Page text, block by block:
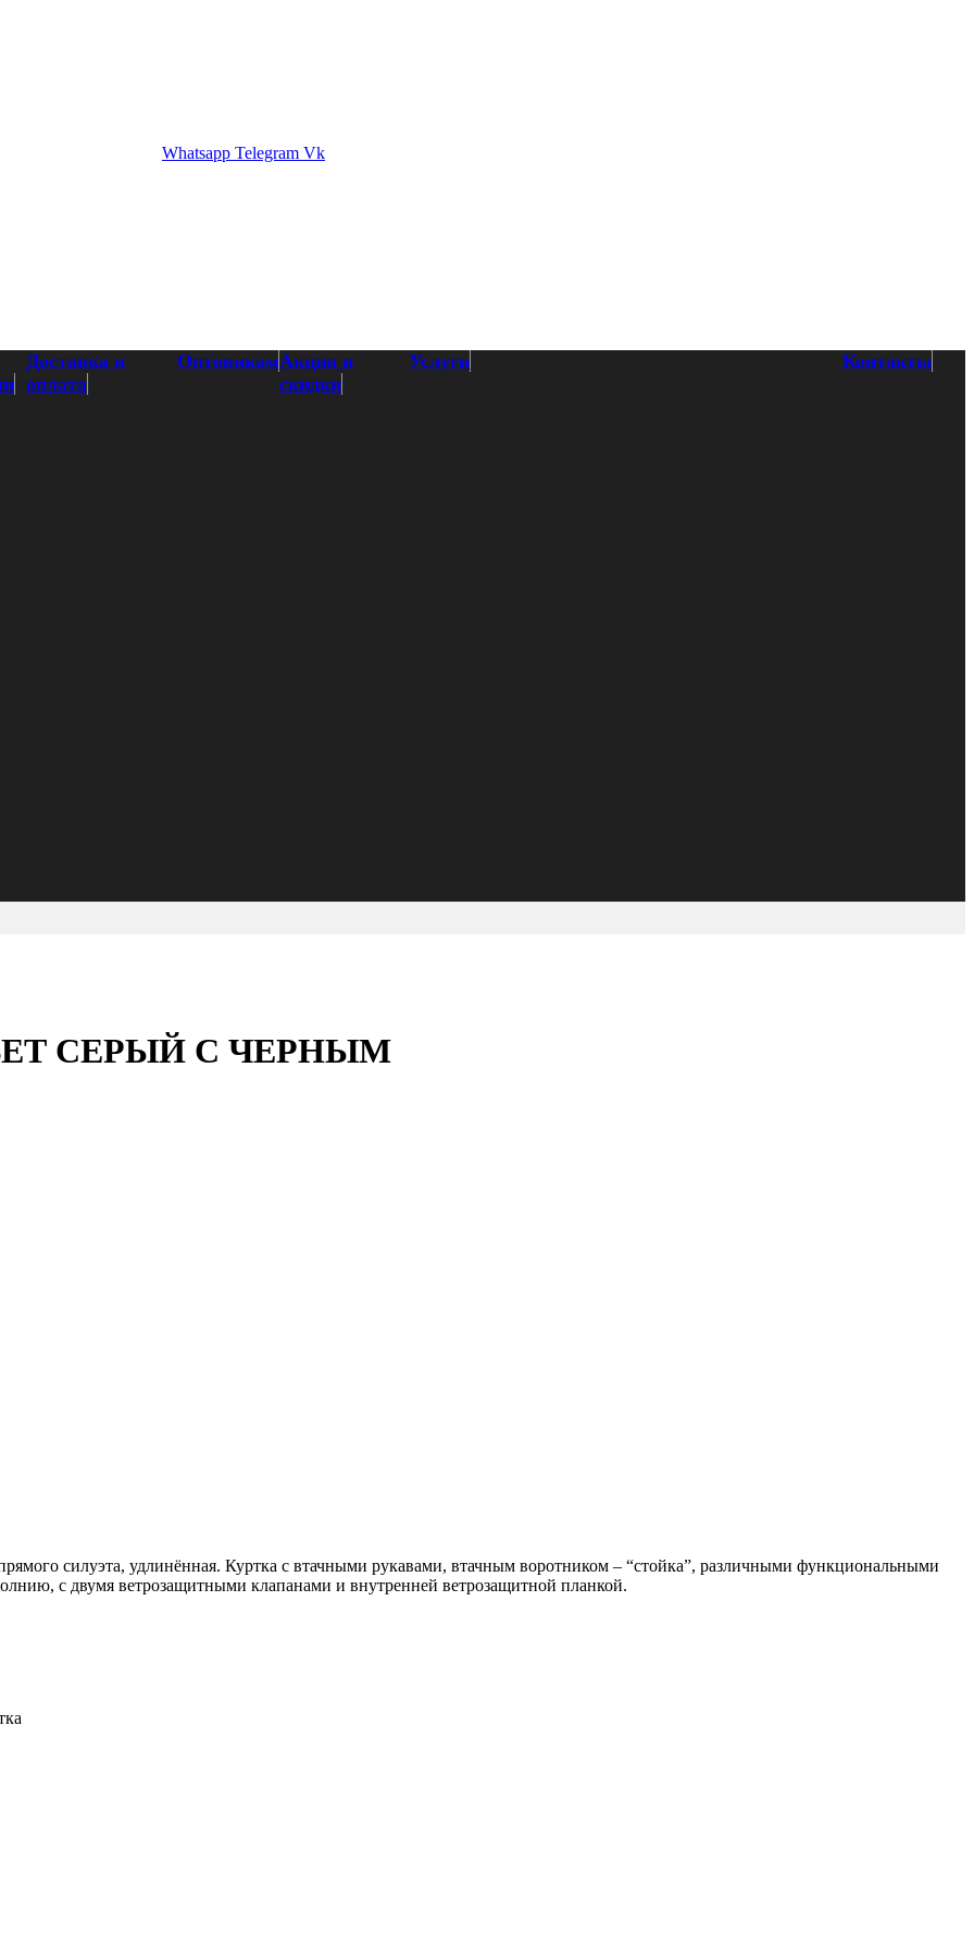
Whatsapp Telegram Vk
Доставка и
оплата
ОптовикамАкции и
скидки
Услуги Контакты
СЕРЫЙ С ЧЕРНЫМ
силуэта, удлинённая. Куртка с втачными рукавами, втачным воротником – “стойка”, различными функциональными
с двумя ветрозащитными клапанами и внутренней ветрозащитной планкой.